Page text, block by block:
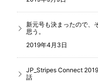
新元号も決まったので、
思う。
2019年4月3日
JP_Stripes Connect
話